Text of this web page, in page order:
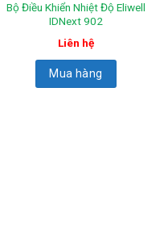
Bộ Điều Khiển Nhiệt Độ Eliwell
IDNext 902
Liên hệ
Mua hàng